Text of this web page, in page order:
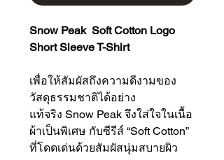
Snow Peak Soft Cotton Logo
Short Sleeve T-Shirt
เพื่อให้สัมผัสถึงความดีงามของ
วัสดุธรรมชาติได้อย่าง
แท้จริง Snow Peak จึงใส่ใจในเนื้อ
ผ้าเป็นพิเศษ กับซีรีส์ “Soft Cotton”
ที่โดดเด่นด้วยสัมผัสนุ่มสบายผิว